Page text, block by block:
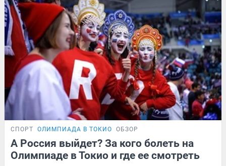
СПОРТ ОЛИМПИАДА В ТОКИО ОБЗОР
А Россия выйдет? За кого болеть на
Олимпиаде в Токио и где ее смотреть